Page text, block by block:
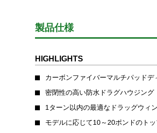
製品仕様
HIGHLIGHTS
カーボンファイバーマルチパッドデ
密閉性の高い防水ドラグハウジング
1ターン以内の最適なドラッグウィ
モデルに応じて10～20ポンドのト